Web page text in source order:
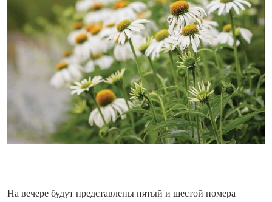
На вечере будут представлены пятый и шестой номера